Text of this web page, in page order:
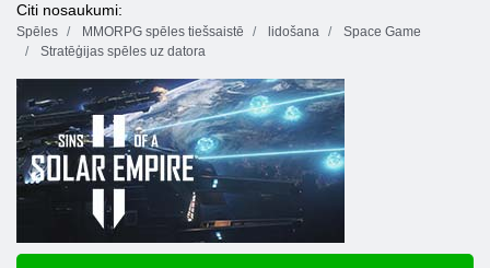
Citi nosaukumi:
Spēles MMORPG spēles tiešsaistē lidošana
Space Game
Stratēģijas spēles uz datora